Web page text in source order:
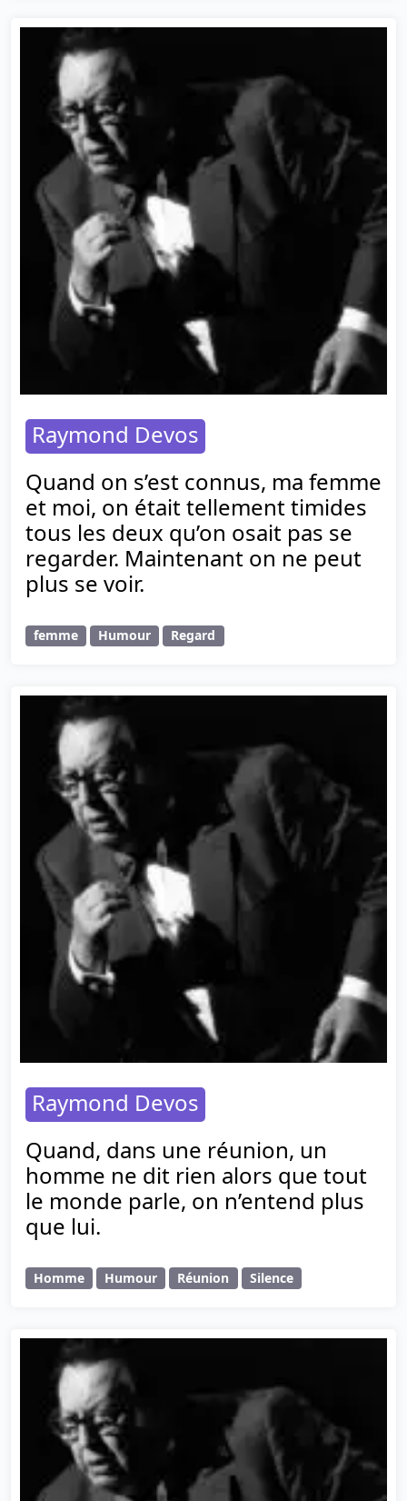
Raymond Devos
Quand on s’est connus, ma femme
et moi, on était tellement timides
tous les deux qu’on osait pas se
regarder. Maintenant on ne peut
plus se voir.
femme Humour Regard
Raymond Devos
Quand, dans une réunion, un
homme ne dit rien alors que tout
le monde parle, on n’entend plus
que lui.
Homme Humour Réunion Silence